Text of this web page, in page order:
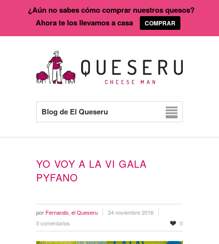
Blog de El Queseru
YO VOY A LA VI GALA
PYFANO
por Fernando, el Queseru
24 noviembre 2016
0 comentarios
0
¿Aún no sabes cómo comprar nuestros quesos?
Ahora te los llevamos a casa
COMPRAR